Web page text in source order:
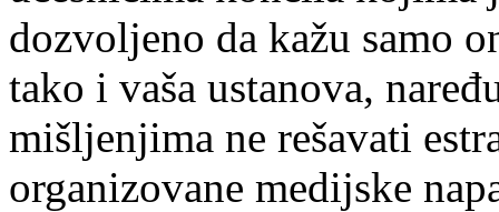
dozvoljeno da kažu samo
tako i vaša ustanova,
mišljenjima ne rešavati
organizovane medijske